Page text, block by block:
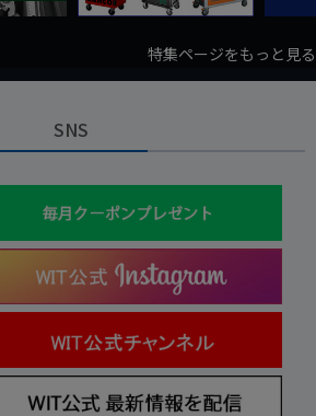
特集ページをもっと見る
SNS